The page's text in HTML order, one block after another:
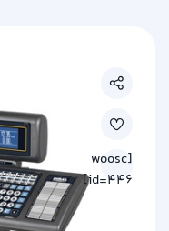
[woosc
id=446]